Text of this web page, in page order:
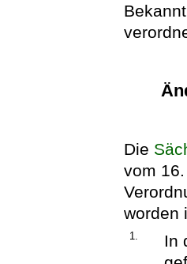
Die
vom
worden
1.
In